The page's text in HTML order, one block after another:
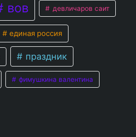
вов девличаров саит
единая россия
праздник
фимушкина валентина